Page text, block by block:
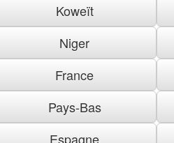
Koweït
Niger
France
Pays-Bas
Espagne